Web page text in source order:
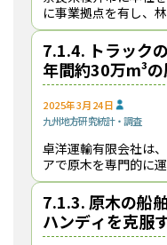
に事業拠点を有し、
市売、外材の輸入販
請負、木質バイオマ
7.1.4. トラック
年間約30万m³
る卓洋運輸【健
原木・製品輸送
て】
2025年3月24日
九州地方研究統計・調査
卓洋運輸有限会社は
アで原木を専門的に
の原木運送量は約30
業県・宮崎の年間素
7.1.3. 原木の船
ハンディを克服